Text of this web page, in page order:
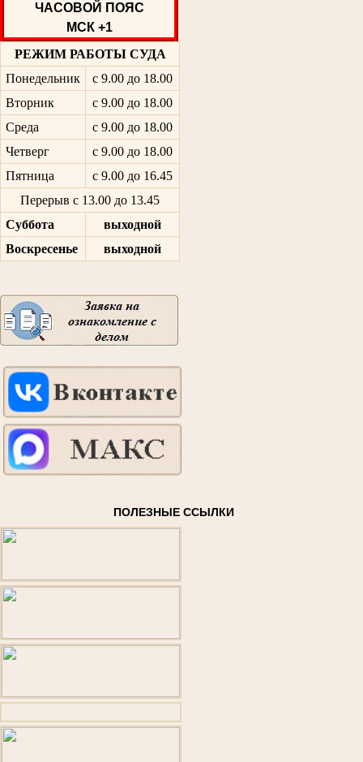
ЧАСОВОЙ ПОЯС
МСК +1
РЕЖИМ РАБОТЫ СУДА
Понедельник
с 9.00 до 18.00
Вторник
с 9.00 до 18.00
Среда
с 9.00 до 18.00
Четверг
с 9.00 до 18.00
Пятница
с 9.00 до 16.45
Перерыв с 13.00 до 13.45
Суббота
выходной
Воскресенье
выходной
ПОЛЕЗНЫЕ ССЫЛКИ